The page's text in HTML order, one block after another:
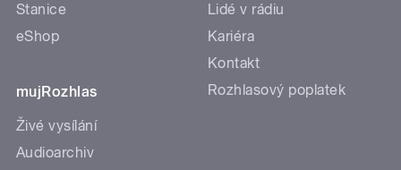
Stanice
eShop
mujRozhlas
Živé vysílání
Audioarchiv
Lidé v rádiu
Kariéra
Kontakt
Rozhlasový poplatek